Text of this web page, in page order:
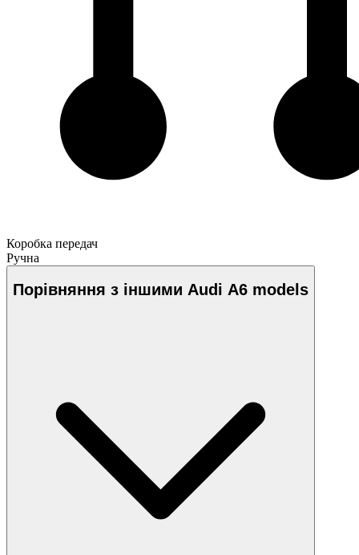
Коробка передач
Ручна
Порівняння з іншими Audi A6 models